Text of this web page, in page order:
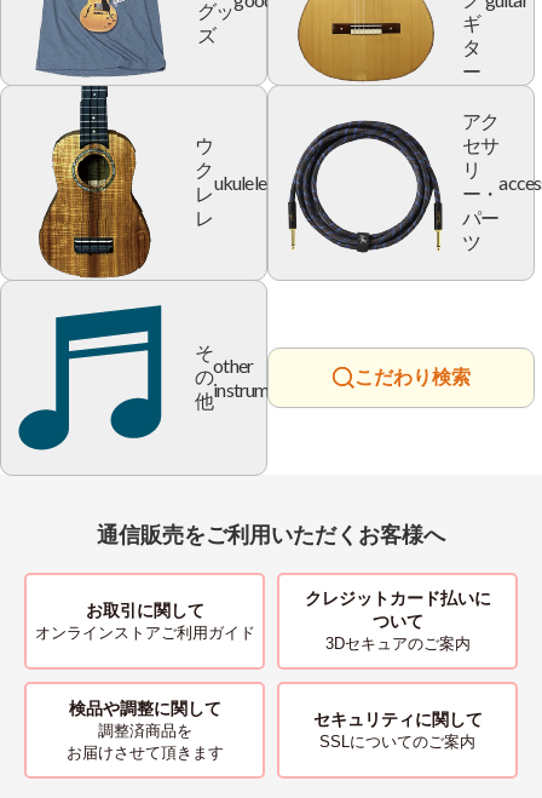
グッ
ズ
ギ
タ
ー
ウ
ク
レ
レ
ukulele
アク
セサ
リ
ー・
パー
ツ
そ
の
他
other
instrument
こだわり検索
通信販売をご利用いただくお客様へ
お取引に関して
オンラインストアご利用ガイド
クレジットカード払いに
ついて
3Dセキュアのご案内
検品や調整に関して
調整済商品を
お届けさせて頂きます
セキュリティに関して
SSLについてのご案内